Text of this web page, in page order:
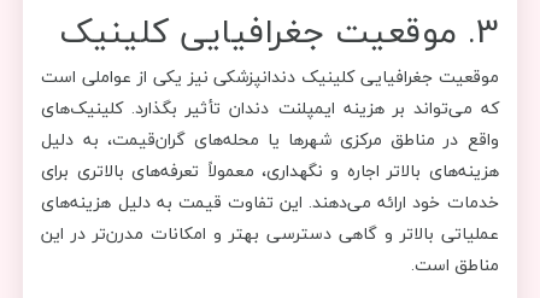
3. موقعیت جغرافیایی کلینیک
موقعیت جغرافیایی کلینیک دندانپزشکی نیز یکی از عواملی است
که می‌تواند بر هزینه ایمپلنت دندان تأثیر بگذارد. کلینیک‌های
واقع در مناطق مرکزی شهرها یا محله‌های گران‌قیمت، به دلیل
هزینه‌های بالاتر اجاره و نگهداری، معمولاً تعرفه‌های بالاتری برای
خدمات خود ارائه می‌دهند. این تفاوت قیمت به دلیل هزینه‌های
عملیاتی بالاتر و گاهی دسترسی بهتر و امکانات مدرن‌تر در این
مناطق است.